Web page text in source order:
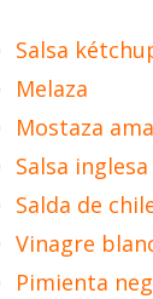
Salsa
Melaza
Mostaza
Salsa inglesa
Salda de
Vinagre
Pimienta